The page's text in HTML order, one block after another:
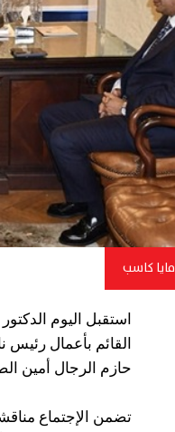
مايا كاسب
استقبل اليوم
القائم بأعمال رئيس
حازم الرجال أمين
تضمن الإجتماع